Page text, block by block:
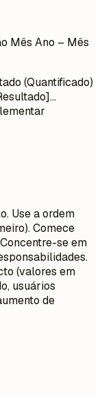
Mês Ano – Mês
(Quantificado)
Use a ordem
Comece
se em
(valores em
usuários
de